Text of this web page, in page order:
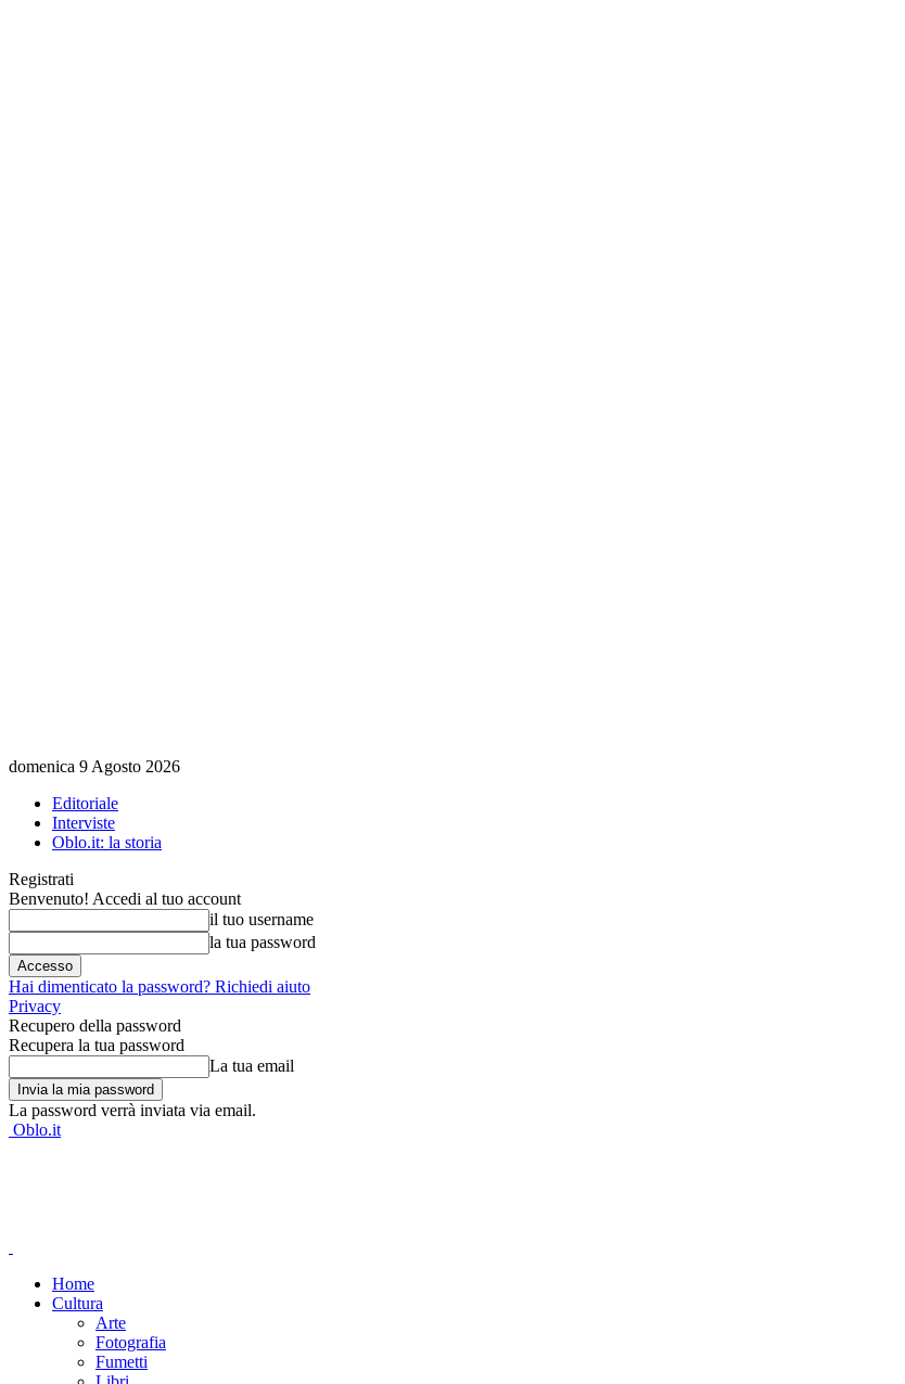
domenica 9 Agosto 2026
Editoriale
Interviste
Oblo.it: la storia
Registrati
Benvenuto! Accedi al tuo account
il tuo username
la tua password
Hai dimenticato la password? Richiedi aiuto
Privacy
Recupero della password
Recupera la tua password
La tua email
La password verrà inviata via email.
Oblo.it
Home
Cultura
Arte
Fotografia
Fumetti